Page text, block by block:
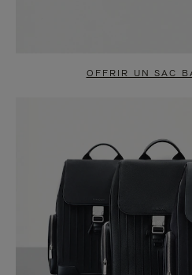
OFFRIR UN SAC